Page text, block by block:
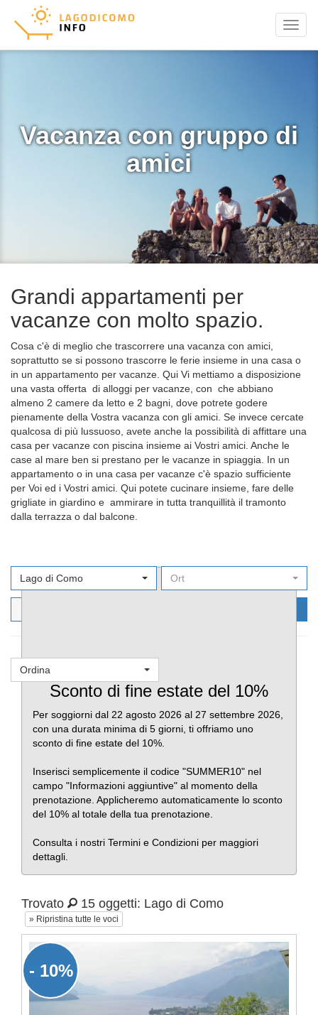
Menu
Vacanza con gruppo di
amici
Grandi appartamenti per
vacanze con molto spazio.
Cosa c'è di meglio che trascorrere una vacanza con amici,
soprattutto se si possono trascorre le ferie insieme in una casa o
in un appartamento per vacanze. Qui Vi mettiamo a disposizione
una vasta offerta di alloggi per vacanze, con che abbiano
almeno 2 camere da letto e 2 bagni, dove potrete godere
pienamente della Vostra vacanza con gli amici. Se invece cercate
qualcosa di più lussuoso, avete anche la possibilità di affittare una
casa per vacanze con piscina insieme ai Vostri amici. Anche le
case al mare ben si prestano per le vacanze in spiaggia. In un
appartamento o in una casa per vacanze c'è spazio sufficiente
per Voi ed i Vostri amici. Qui potete cucinare insieme, fare delle
grigliate in giardino e ammirare in tutta tranquillità il tramonto
dalla terrazza o dal balcone.
Lago di Como Ort
Ordina
Sconto di fine estate del 10%
Per soggiorni dal 22 agosto 2026 al 27 settembre 2026,
con una durata minima di 5 giorni, ti offriamo uno
sconto di fine estate del 10%.
Inserisci semplicemente il codice "SUMMER10" nel
campo "Informazioni aggiuntive" al momento della
prenotazione. Applicheremo automaticamente lo sconto
del 10% al totale della tua prenotazione.
Consulta i nostri Termini e Condizioni per maggiori
dettagli.
Trovato 15 oggetti: Lago di Como
» Ripristina tutte le voci
- 10%